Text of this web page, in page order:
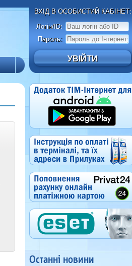
ВХІД В ОСОБИСТИЙ КАБІНЕТ:
Логін/ID:
Пароль:
Останні новини